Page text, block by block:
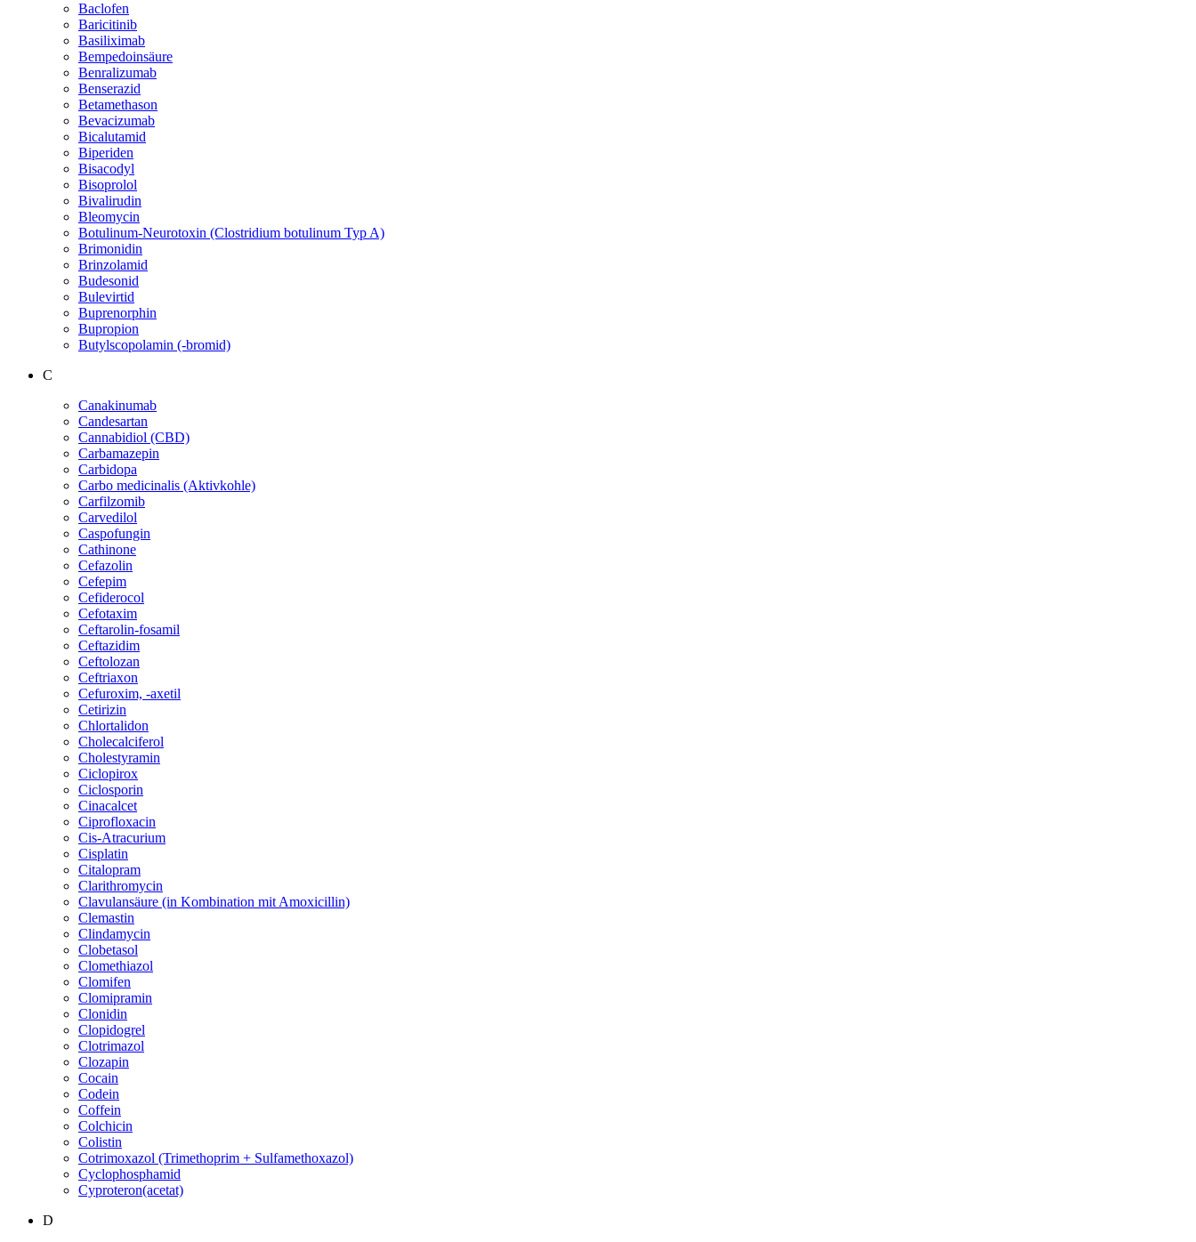
Baclofen
Baricitinib
Basiliximab
Bempedoinsäure
Benralizumab
Benserazid
Betamethason
Bevacizumab
Bicalutamid
Biperiden
Bisacodyl
Bisoprolol
Bivalirudin
Bleomycin
Botulinum-Neurotoxin (Clostridium botulinum Typ A)
Brimonidin
Brinzolamid
Budesonid
Bulevirtid
Buprenorphin
Bupropion
Butylscopolamin (-bromid)
C
Canakinumab
Candesartan
Cannabidiol (CBD)
Carbamazepin
Carbidopa
Carbo medicinalis (Aktivkohle)
Carfilzomib
Carvedilol
Caspofungin
Cathinone
Cefazolin
Cefepim
Cefiderocol
Cefotaxim
Ceftarolin-fosamil
Ceftazidim
Ceftolozan
Ceftriaxon
Cefuroxim, -axetil
Cetirizin
Chlortalidon
Cholecalciferol
Cholestyramin
Ciclopirox
Ciclosporin
Cinacalcet
Ciprofloxacin
Cis-Atracurium
Cisplatin
Citalopram
Clarithromycin
Clavulansäure (in Kombination mit Amoxicillin)
Clemastin
Clindamycin
Clobetasol
Clomethiazol
Clomifen
Clomipramin
Clonidin
Clopidogrel
Clotrimazol
Clozapin
Cocain
Codein
Coffein
Colchicin
Colistin
Cotrimoxazol (Trimethoprim + Sulfamethoxazol)
Cyclophosphamid
Cyproteron(acetat)
D